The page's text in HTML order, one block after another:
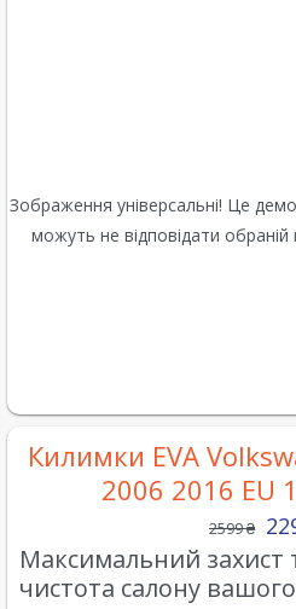
Зображення універсальні! Це
можуть не відповідати обраній
Килимки EVA
2006 2016 EU
2599₴
Максимальний захист
чистота салону